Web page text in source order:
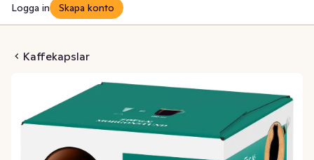
Logga in Skapa konto
Kaffekapslar
8 Kaffekapslar